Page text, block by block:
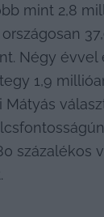
mint 2,8
Négy
1,9
Mátyás
százalékos